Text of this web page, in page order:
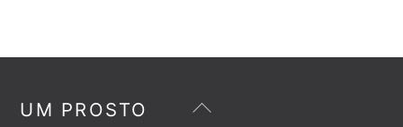
Nazaj
UM PROSTO